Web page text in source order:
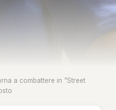
a combattere in "Street